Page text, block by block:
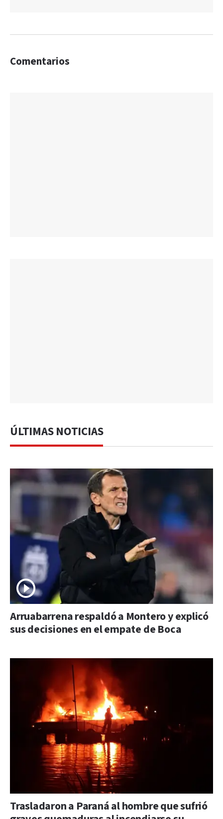
Comentarios
ÚLTIMAS NOTICIAS
Arruabarrena respaldó a Montero y explicó
sus decisiones en el empate de Boca
Trasladaron a Paraná al hombre que sufrió